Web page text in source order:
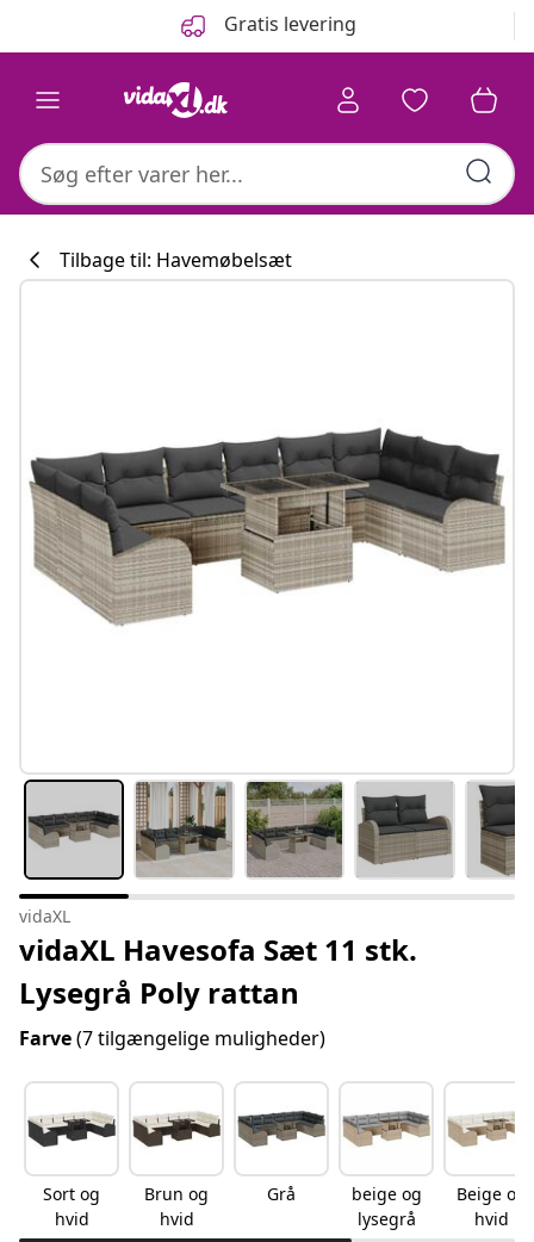
Gratis levering
#sharemevidaxl
Tilbage til: Havemøbelsæt
vidaXL
vidaXL Havesofa Sæt 11 stk.
Lysegrå Poly rattan
Farve(7 tilgængelige muligheder)
Sort og
hvid
Brun og
hvid
Grå
beige og
lysegrå
Beige og
hvid